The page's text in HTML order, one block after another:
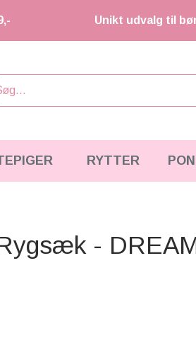
Unikt udvalg til
RYTTER
-